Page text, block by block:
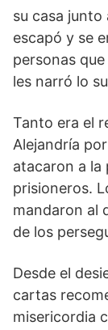
su casa junto
escapó y se
personas
les narró lo
Tanto era el
Alejandría
atacaron a la
prisioneros.
mandaron al
de los
Desde el
cartas
misericordia